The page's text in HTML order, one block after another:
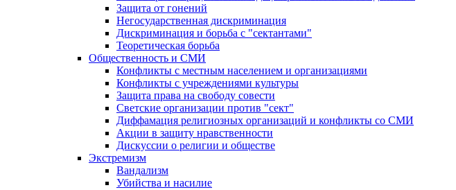
Защита от гонений
Негосударственная дискриминация
Дискриминация и борьба с "сектантами"
Теоретическая борьба
Общественность и СМИ
Конфликты с местным населением и организациями
Конфликты с учреждениями культуры
Защита права на свободу совести
Светские организации против "сект"
Диффамация религиозных организаций и конфликты со СМИ
Акции в защиту нравственности
Дискуссии о религии и обществе
Экстремизм
Вандализм
Убийства и насилие